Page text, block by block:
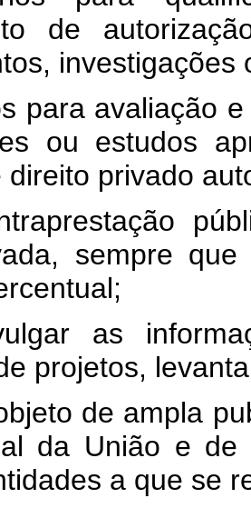
de
investigações
para avaliação
ou estudos
direito privado
sempre
as
projetos,
de ampla
da União e
a que se